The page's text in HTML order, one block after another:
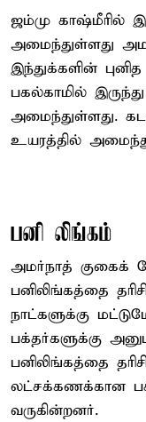
ஜம்மு காஷ்மீரில்
அமைந்துள்ளது
இந்துக்களின்
பகல்காமில்
அமைந்துள்ளது.
உயரத்தில்
பனி லிங்கம்
அமர்நாத் குகைக்
பனிலிங்கத்தை
நாட்களுக்கு
பக்தர்களுக்கு
பனிலிங்கத்தை
லட்சக்கணக்கான
வருகின்றனர்.